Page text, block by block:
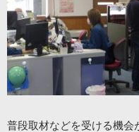
普段取材などを受ける機会